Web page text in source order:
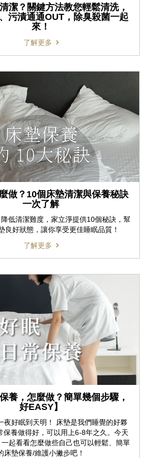
潔？關鍵方法教您輕鬆清洗，
污漬通通OUT，除臭殺菌一起
來！
了解更多
做？10個床墊清潔與保養秘訣
一次了解
低清潔難度，家立淨提供10個秘訣，幫
良好狀態，讓你享受更佳睡眠品質！
了解更多
養，怎麼做？簡單幾個步驟，
好EASY】
夜好眠到天明！ 床墊是我們睡覺的好夥
保養做得好，可以用上6-8年之久。今天
起看看怎麼做些自己也可以輕鬆、簡單
床墊保養/維護小撇步吧！